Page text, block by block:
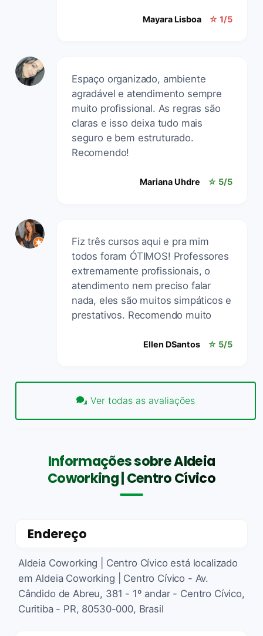
Mayara Lisboa ☆ 1/5
Espaço organizado, ambiente
agradável e atendimento sempre
muito profissional. As regras são
claras e isso deixa tudo mais
seguro e bem estruturado.
Recomendo!
Mariana Uhdre ☆ 5/5
Fiz três cursos aqui e pra mim
todos foram ÓTIMOS! Professores
extremamente profissionais, o
atendimento nem preciso falar
nada, eles são muitos simpáticos e
prestativos. Recomendo muito
Ellen DSantos ☆ 5/5
Ver todas as avaliações
Informações sobre Aldeia
Coworking | Centro Cívico
Endereço
Aldeia Coworking | Centro Cívico está localizado
em Aldeia Coworking | Centro Cívico - Av.
Cândido de Abreu, 381 - 1º andar - Centro Cívico,
Curitiba - PR, 80530-000, Brasil